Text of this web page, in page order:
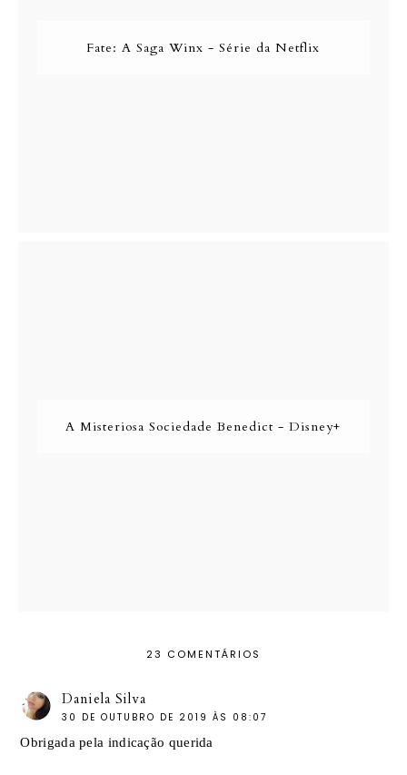
Fate: A Saga Winx - Série da Netflix
A Misteriosa Sociedade Benedict - Disney+
23 COMENTÁRIOS
Daniela Silva
30 DE OUTUBRO DE 2019 ÀS 08:07
Obrigada pela indicação querida